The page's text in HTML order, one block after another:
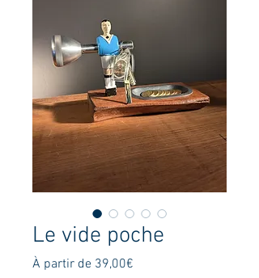
Le vide poche
À partir de 39,00€